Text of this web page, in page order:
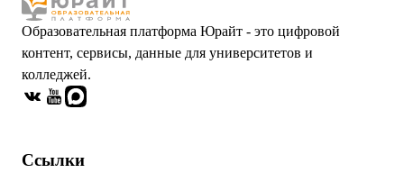
Образовательная платформа Юрайт - это цифровой
контент, сервисы, данные для университетов и
колледжей.
Ссылки